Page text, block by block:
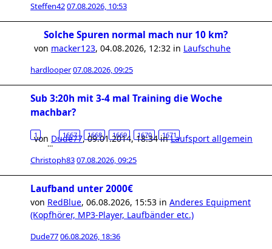
Steffen4207.08.2026, 10:53
Solche Spuren normal mach nur 10 km?
von macker123, 04.08.2026, 12:32 in Laufschuhe
hardlooper07.08.2026, 09:25
Sub 3:20h mit 3-4 mal Training die Woche
machbar?
1
…
1667 1668 1669 1670 1671
von Dude77,09.01.2014, 18:34inLaufsport allgemein
Christoph8307.08.2026, 09:25
Laufband unter 2000€
von RedBlue, 06.08.2026, 15:53 in Anderes Equipment
(Kopfhörer, MP3-Player, Laufbänder etc.)
Dude7706.08.2026, 18:36